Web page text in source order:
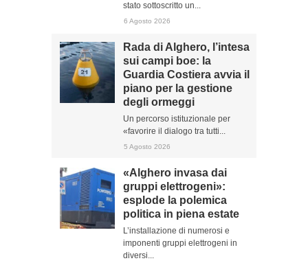
stato sottoscritto un...
6 Agosto 2026
Rada di Alghero, l’intesa
sui campi boe: la
Guardia Costiera avvia il
piano per la gestione
degli ormeggi
Un percorso istituzionale per
«favorire il dialogo tra tutti...
5 Agosto 2026
«Alghero invasa dai
gruppi elettrogeni»:
esplode la polemica
politica in piena estate
L’installazione di numerosi e
imponenti gruppi elettrogeni in
diversi...